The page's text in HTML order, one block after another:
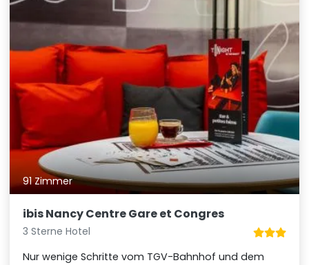
91 Zimmer
ibis Nancy Centre Gare et Congres
3 Sterne Hotel
Nur wenige Schritte vom TGV-Bahnhof und dem